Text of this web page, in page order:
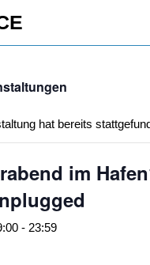
hat bereits
im
- 23:59